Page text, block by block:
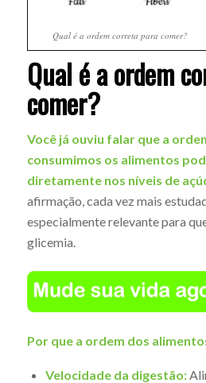
Qual é a ordem correta para comer?
Qual é a ordem
comer?
Você já ouviu falar que a
consumimos os alimentos
diretamente nos níveis de
afirmação, cada vez mais
especialmente relevante para
glicemia.
Por que a ordem dos
Velocidade da digestão: